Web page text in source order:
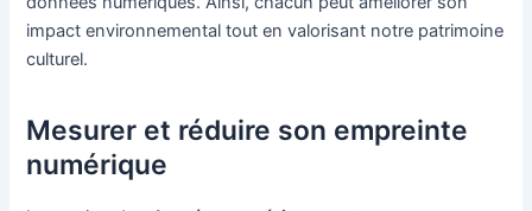
impact environnemental tout en valorisant notre patrimoine
culturel.
Mesurer et réduire son empreinte
numérique